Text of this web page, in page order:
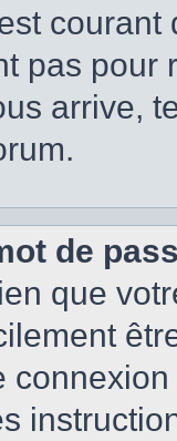
pas
arrive,
de
que